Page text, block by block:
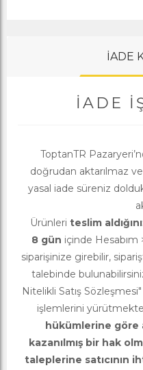
İADE
İADE
ToptanTR
doğrudan aktarılmaz
yasal iade süreniz
Ürünleri teslim
8 gün içinde Hesabım
siparişinize girebilir,
talebinde
Nitelikli Satış
işlemlerini
hükümlerine göre
kazanılmış bir hak
taleplerine satıcının